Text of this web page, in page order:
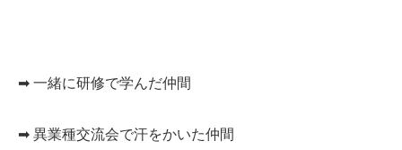
➡ 一緒に研修で学んだ仲間
➡ 異業種交流会で汗をかいた仲間